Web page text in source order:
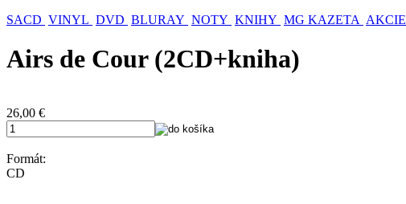
SACD VINYL DVD BLURAY NOTY KNIHY MG KAZETA AKCIE
Airs de Cour (2CD+kniha)
26,00 €
Formát:
CD